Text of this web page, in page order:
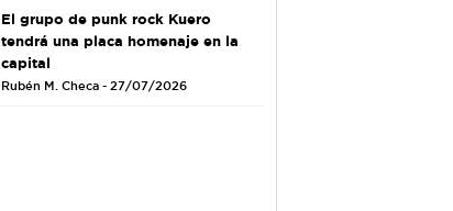
El grupo de punk rock Kuero
tendrá una placa homenaje en la
capital
Rubén M. Checa - 27/07/2026